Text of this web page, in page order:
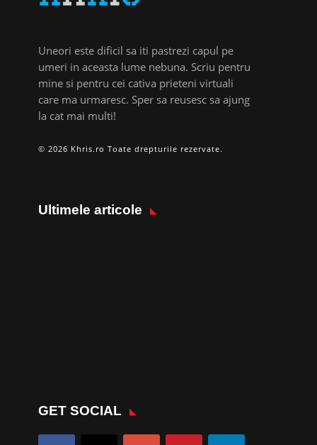
Uneori este dificil sa iti pastrezi capul pe
umeri in aceasta lume nebuna. Scriu pentru
mine si pentru cei cativa prieteni virtuali
care ma urmaresc. Sper sa reusesc sa ajung
la cat mai multi!
© 2026 Khris.ro Toate drepturile rezervate.
Ultimele articole
GET SOCIAL